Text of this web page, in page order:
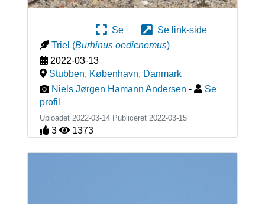
Se
Se link-side
Triel (Burhinus oedicnemus)
2022-03-13
Stubben, København, Danmark
Niels Jørgen Hamann Andersen -
Se
profil
Uploadet 2022-03-14 Publiceret 2022-03-15
3 1373